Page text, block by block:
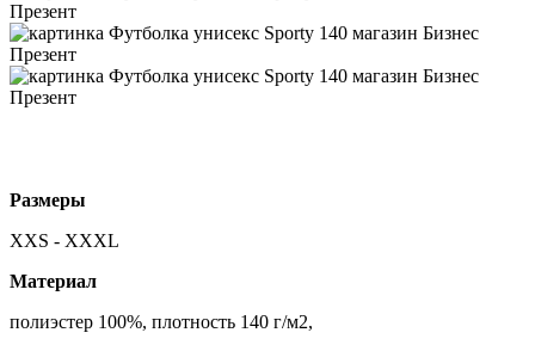
Размеры
XXS - XXXL
Материал
полиэстер 100%, плотность 140 г/м2,